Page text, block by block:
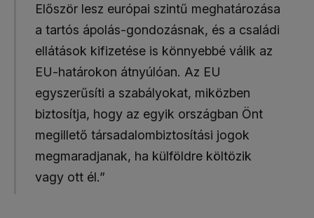
Először lesz európai szintű meghatározása
a tartós ápolás-gondozásnak, és a családi
ellátások kifizetése is könnyebbé válik az
EU-határokon átnyúlóan. Az EU
egyszerűsíti a szabályokat, miközben
biztosítja, hogy az egyik országban Önt
megillető társadalombiztosítási jogok
megmaradjanak, ha külföldre költözik
vagy ott él.”